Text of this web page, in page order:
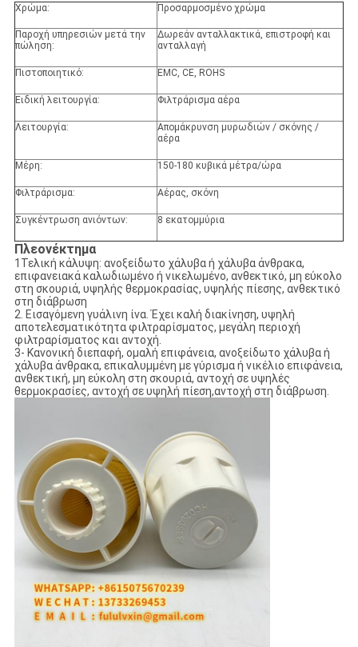
Χρώμα: Προσαρμοσμένο χρώμα
Παροχή υπηρεσιών μετά την
πώληση:
Δωρεάν ανταλλακτικά, επιστροφή και
ανταλλαγή
Πιστοποιητικό: EMC, CE, ROHS
Ειδική λειτουργία: Φιλτράρισμα αέρα
Λειτουργία:
Απομάκρυνση μυρωδιών / σκόνης /
αέρα
Μέρη: 150-180 κυβικά μέτρα/ώρα
Φιλτράρισμα: Αέρας, σκόνη
Συγκέντρωση ανιόντων: 8 εκατομμύρια
Πλεονέκτημα
1Τελική κάλυψη: ανοξείδωτο χάλυβα ή χάλυβα άνθρακα,
επιφανειακά καλωδιωμένο ή νικελωμένο, ανθεκτικό, μη εύκολο
στη σκουριά, υψηλής θερμοκρασίας, υψηλής πίεσης, ανθεκτικό
στη διάβρωση
2. Εισαγόμενη γυάλινη ίνα. Έχει καλή διακίνηση, υψηλή
αποτελεσματικότητα φιλτραρίσματος, μεγάλη περιοχή
φιλτραρίσματος και αντοχή.
3- Κανονική διεπαφή, ομαλή επιφάνεια, ανοξείδωτο χάλυβα ή
χάλυβα άνθρακα, επικαλυμμένη με γύρισμα ή νικέλιο επιφάνεια,
ανθεκτική, μη εύκολη στη σκουριά, αντοχή σε υψηλές
θερμοκρασίες, αντοχή σε υψηλή πίεση,αντοχή στη διάβρωση.